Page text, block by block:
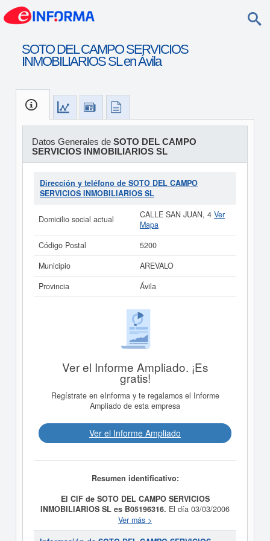
SOTO DEL CAMPO SERVICIOS
INMOBILIARIOS SL en Ávila
Datos Generales de SOTO DEL CAMPO
SERVICIOS INMOBILIARIOS SL
Dirección y teléfono de SOTO DEL CAMPO
SERVICIOS INMOBILIARIOS SL
Domicilio social actual CALLE SAN JUAN, 4 Ver
Mapa
Código Postal
5200
Municipio
AREVALO
Provincia
Ávila
Ver el Informe Ampliado. ¡Es
gratis!
Regístrate en eInforma y te regalamos el Informe
Ampliado de esta empresa
Ver el Informe Ampliado
Resumen identificativo:
El CIF de SOTO DEL CAMPO SERVICIOS
INMOBILIARIOS SL es B05196316. El día 03/03/2006
SOTO DEL CAMPO SERVICIOS
INMOBILIARIOS SLcon la finalidad de 1. LA
Ver más >